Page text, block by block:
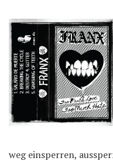
weg einsperren,